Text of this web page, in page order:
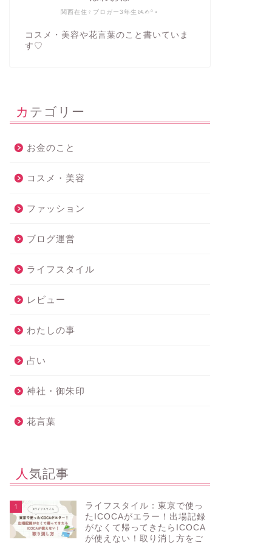
関西在住♀ブロガー3年生ᝰ✍︎꙳⋆
コスメ・美容や花言葉のこと書いていま
す♡
カテゴリー
お金のこと
コスメ・美容
ファッション
ブログ運営
ライフスタイル
レビュー
わたしの事
占い
神社・御朱印
花言葉
人気記事
1
ライフスタイル：東京で使っ
たICOCAがエラー！出場記録
がなくて帰ってきたらICOCA
が使えない！取り消し方をご